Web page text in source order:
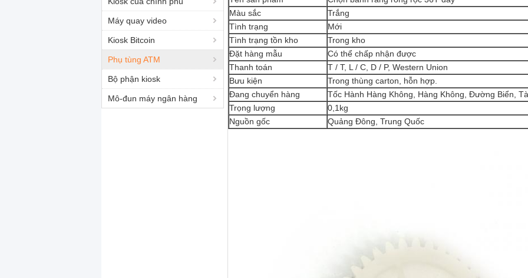
Máy quay video
Kiosk Bitcoin
Phụ tùng ATM
Bộ phận kiosk
Mô-đun máy ngân hàng
Màu sắc
Trắng
Tình trạng
Mới
Tình trạng tồn kho
Trong kho
Đặt hàng mẫu
Có thể chấp nhận được
Thanh toán
T / T, L / C, D / P, Western Union
Bưu kiện
Trong thùng carton, hỗn hợp.
Đang chuyển hàng
Tốc Hành Hàng Không, Hàng Không, Đường Biển,
Trọng lượng
0,1kg
Nguồn gốc
Quảng Đông, Trung Quốc